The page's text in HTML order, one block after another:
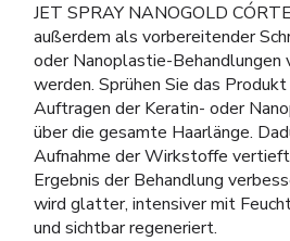
JET SPRAY NANOGOLD
außerdem als vorbereitender
oder Nanoplastie-Behandlungen
werden. Sprühen Sie das
Auftragen der Keratin- oder
über die gesamte Haarlänge.
Aufnahme der Wirkstoffe vertieft
Ergebnis der Behandlung
wird glatter, intensiver mit
und sichtbar regeneriert.